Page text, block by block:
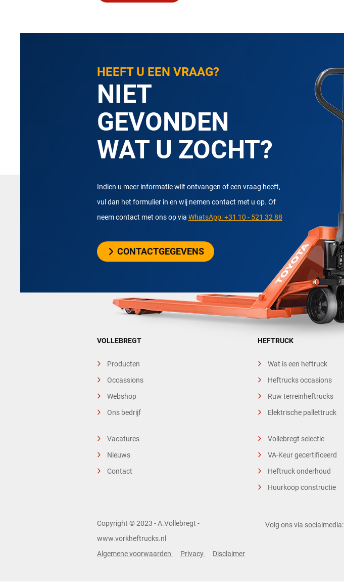
HEEFT U EEN VRAAG?
NIET
GEVONDEN
WAT U ZOCHT?
Indien u meer informatie wilt ontvangen of een vraag heeft,
vul dan het formulier in en wij nemen contact met u op. Of
neem contact met ons op via WhatsApp: +31 10 - 521 32 88
CONTACTGEGEVENS
VOLLEBREGT
Producten
Occassions
Webshop
Ons bedrijf
Vacatures
Nieuws
Contact
HEFTRUCK
Wat is een heftruck
Heftrucks occasions
Ruw terreinheftrucks
Elektrische pallettruck
Vollebregt selectie
VA-Keur gecertificeerd
Heftruck onderhoud
Huurkoop constructie
Copyright © 2023 - A.Vollebregt -
www.vorkheftrucks.nl
Algemene voorwaarden
Privacy Disclaimer
Volg ons via socialmedia: